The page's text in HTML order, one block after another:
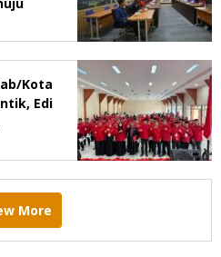
Kota
Edi
More